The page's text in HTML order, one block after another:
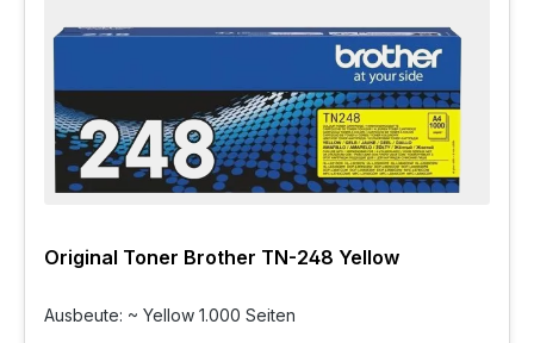
Original Toner Brother TN-248 Yellow
Ausbeute: ~ Yellow 1.000 Seiten